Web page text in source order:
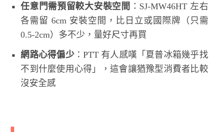
任意門需預留較大安裝空間 ：SJ-MW46HT 左右
各需留 6cm 安裝空間，比日立或國際牌（只需
0.5-2cm）多不少，量好尺寸再買
網路心得偏少：PTT 有人感嘆「夏普冰箱幾乎找
不到什麼使用心得」，這會讓猶豫型消費者比較
沒安全感